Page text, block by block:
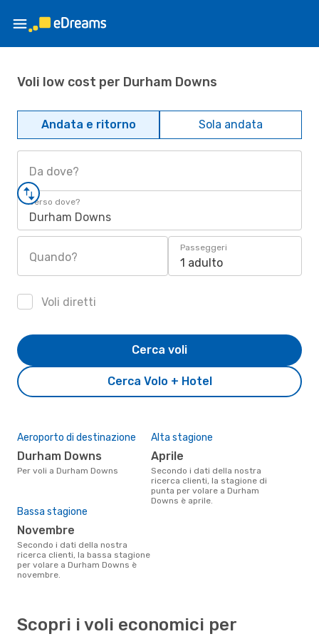
Voli low cost per Durham Downs
Andata e ritorno Sola andata
Da dove?
Verso dove?
Durham Downs
Quando?
Passeggeri
1 adulto
Voli diretti
Cerca Volo + Hotel
Cerca voli
Aeroporto di destinazione
Durham Downs
Per voli a Durham Downs
Alta stagione
aprile
Secondo i dati della nostra
ricerca clienti, la stagione di
punta per volare a Durham
Downs è aprile.
Bassa stagione
novembre
Secondo i dati della nostra
ricerca clienti, la bassa stagione
per volare a Durham Downs è
novembre.
Scopri i voli economici per